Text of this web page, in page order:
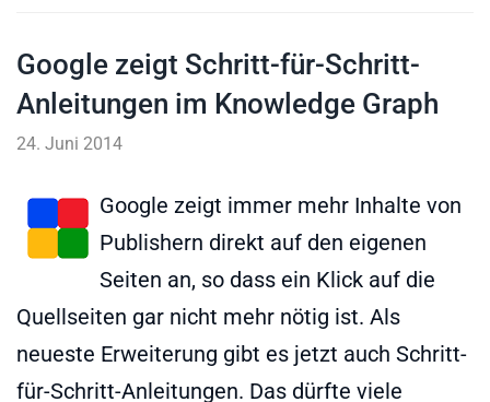
Google zeigt Schritt-für-Schritt-
Anleitungen im Knowledge Graph
24. Juni 2014
Google zeigt immer mehr Inhalte von
Publishern direkt auf den eigenen
Seiten an, so dass ein Klick auf die
Quellseiten gar nicht mehr nötig ist. Als
neueste Erweiterung gibt es jetzt auch Schritt-
für-Schritt-Anleitungen. Das dürfte viele